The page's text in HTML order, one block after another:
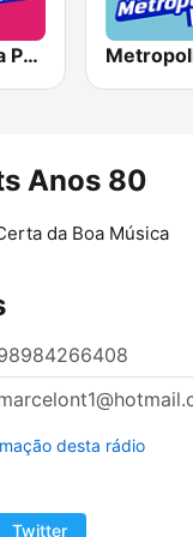
Metropolitana Pop
Anos 80
da Boa Música
desta rádio
Twitter